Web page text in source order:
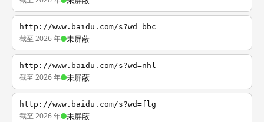
http://www.baidu.com/s?wd=bbc
截至 2026 年 未屏蔽
http://www.baidu.com/s?wd=nhl
截至 2026 年 未屏蔽
http://www.baidu.com/s?wd=flg
截至 2026 年 未屏蔽